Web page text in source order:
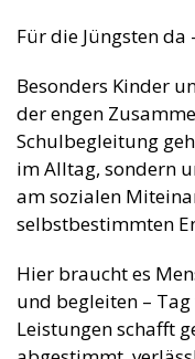
Für die Jüngsten
Besonders Kinder
der engen
Schulbegleitung
im Alltag, sondern
am sozialen
selbstbestimmten
Hier braucht es
und begleiten –
Leistungen schafft